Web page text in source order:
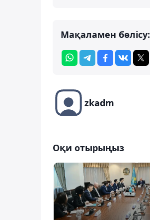
Мақаламен бөлісу:
zkadm
Оқи отырыңыз